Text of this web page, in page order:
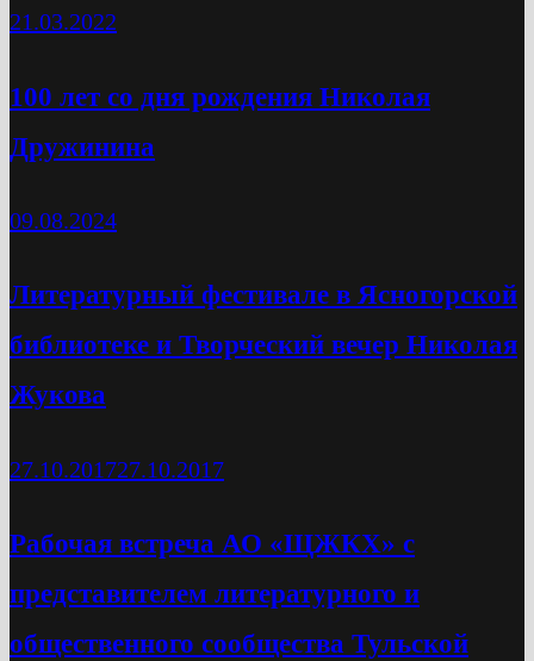
21.03.2022
100 лет со дня рождения Николая
Дружинина
09.08.2024
Литературный фестивале в Ясногорской
библиотеке и Творческий вечер Николая
Жукова
27.10.201727.10.2017
Рабочая встреча АО «ЩЖКХ» с
представителем литературного и
общественного сообщества Тульской